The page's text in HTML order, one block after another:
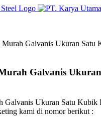
Galvanis Ukuran Satu
Galvanis
Galvanis Ukuran Satu Kubik
kami di nomor berikut :